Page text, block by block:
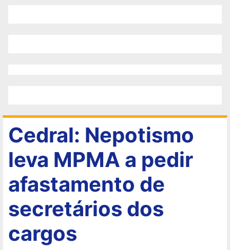
Cedral: Nepotismo
leva MPMA a pedir
afastamento de
secretários dos
cargos